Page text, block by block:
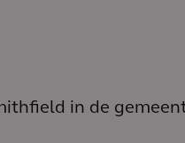
in de